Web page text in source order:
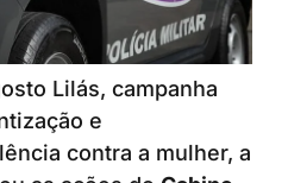
Lilás, campanha
e
contra a mulher, a